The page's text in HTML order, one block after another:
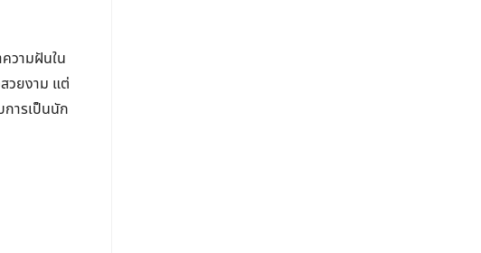
วามฝันใน
วยงาม แต่
ารเป็นนัก